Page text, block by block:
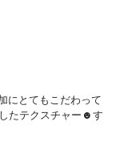
にとてもこだわって
たテクスチャー☻す